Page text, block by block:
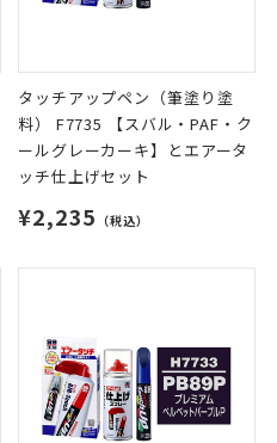
タッチアップペン（筆塗り塗
料） F7735 【スバル・PAF・ク
ールグレーカーキ】とエアータ
ッチ仕上げセット
¥2,235 （税込）